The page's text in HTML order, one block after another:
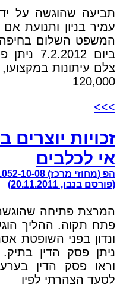
תביעה שהוגשה על
עמיר בניון ותנועת
המשפט השלום בחיפה
ביום
צלם עיתונות
120,000
>>>
זכויות יוצרים
אי לכלבים
(פורסם בנבו, 20.11.2011)
המרצת פתיחה שהוגשה
פתח תקוה. ההליך
ניתן פסק הדין
וראו פסק הדין
לסעד הצהרתי לפיו